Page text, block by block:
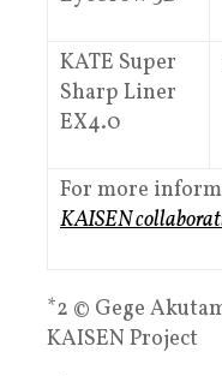
KATE Super
Sharp Liner
EX4.0
For more
KAISEN
*2 © Gege
KAISEN Project